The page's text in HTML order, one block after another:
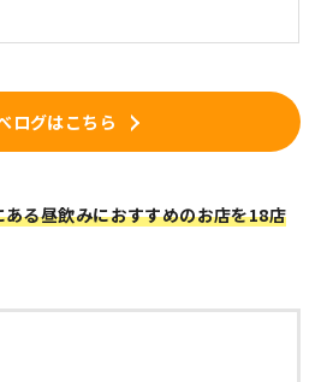
ログはこちら
ある昼飲みにおすすめのお店を18店